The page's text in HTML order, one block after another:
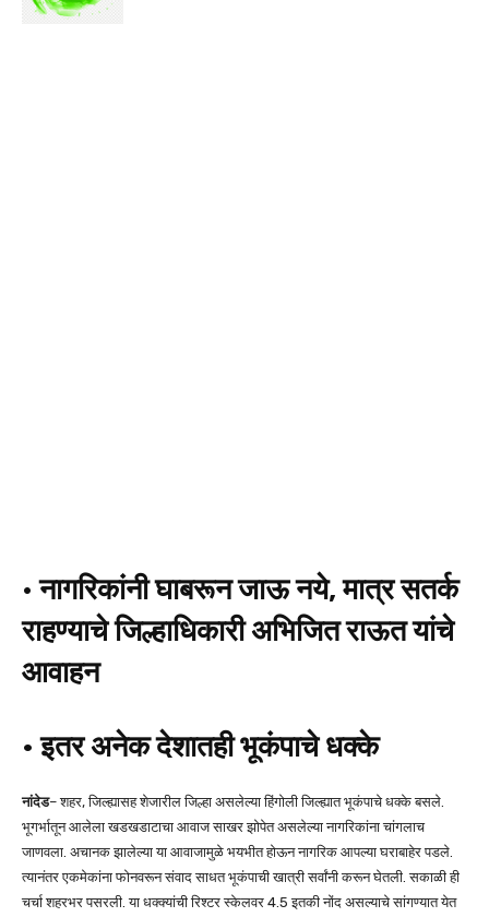
•नागरिकांनी घाबरून जाऊ नये, मात्र सतर्क
राहण्याचे जिल्हाधिकारी अभिजित राऊत यांचे
आवाहन
• इतर अनेक देशातही भूकंपाचे धक्के
नांदेड– शहर, जिल्ह्यासह शेजारील जिल्हा असलेल्या हिंगोली जिल्ह्यात भूकंपाचे धक्के बसले.
भूगर्भातून आलेला खडखडाटाचा आवाज साखर झोपेत असलेल्या नागरिकांना चांगलाच
जाणवला. अचानक झालेल्या या आवाजामुळे भयभीत होऊन नागरिक आपल्या घराबाहेर पडले.
त्यानंतर एकमेकांना फोनवरून संवाद साधत भूकंपाची खात्री सर्वांनी करून घेतली. सकाळी ही
चर्चा शहरभर पसरली. या धक्क्यांची रिश्टर स्केलवर 4.5 इतकी नोंद असल्याचे सांगण्यात येत